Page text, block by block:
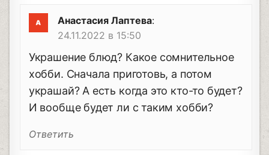
Анастасия Лаптева:
24.11.2022 в 15:50
Украшение блюд? Какое сомнительное
хобби. Сначала приготовь, а потом
украшай? А есть когда это кто-то будет?
И вообще будет ли с таким хобби?
Ответить